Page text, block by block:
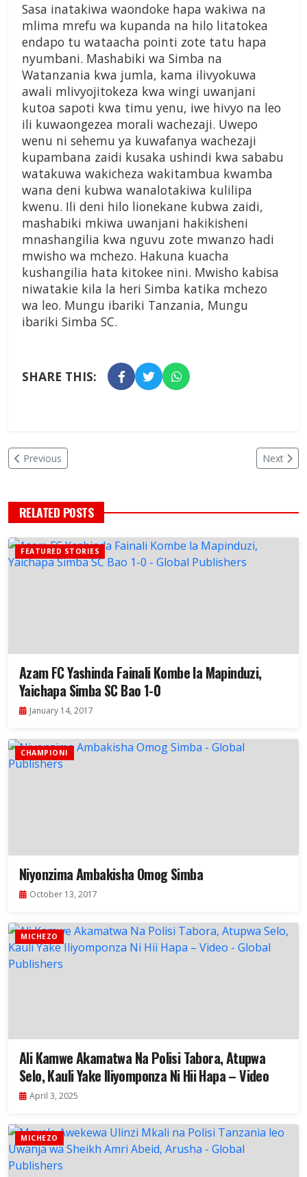
Sasa inatakiwa waondoke hapa wakiwa na
mlima mrefu wa kupanda na hilo litatokea
endapo tu wataacha pointi zote tatu hapa
nyumbani. Mashabiki wa Simba na
Watanzania kwa jumla, kama ilivyokuwa
awali mlivyojitokeza kwa wingi uwanjani
kutoa sapoti kwa timu yenu, iwe hivyo na leo
ili kuwaongezea morali wachezaji. Uwepo
wenu ni sehemu ya kuwafanya wachezaji
kupambana zaidi kusaka ushindi kwa sababu
watakuwa wakicheza wakitambua kwamba
wana deni kubwa wanalotakiwa kulilipa
kwenu. Ili deni hilo lionekane kubwa zaidi,
mashabiki mkiwa uwanjani hakikisheni
mnashangilia kwa nguvu zote mwanzo hadi
mwisho wa mchezo. Hakuna kuacha
kushangilia hata kitokee nini. Mwisho kabisa
niwatakie kila la heri Simba katika mchezo
wa leo. Mungu ibariki Tanzania, Mungu
ibariki Simba SC.
SHARE THIS:
Previous Next
RELATED POSTS
FEATURED STORIES
Azam FC Yashinda Fainali Kombe la Mapinduzi,
Yaichapa Simba SC Bao 1-0
January 14, 2017
CHAMPIONI
Niyonzima Ambakisha Omog Simba
October 13, 2017
MICHEZO
Ali Kamwe Akamatwa Na Polisi Tabora, Atupwa
Selo, Kauli Yake Iliyomponza Ni Hii Hapa – Video
April 3, 2025
MICHEZO